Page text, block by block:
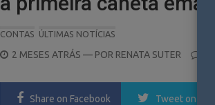
CONTAS ÚLTIMAS NOTÍCIAS
POSTED
2 MESES ATRÁS — POR RENATA SUTER
Share on Facebook Tweet on